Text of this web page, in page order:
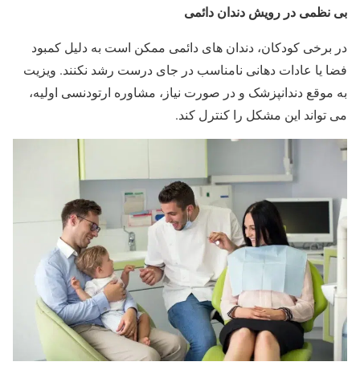
بی نظمی در رویش دندان دائمی
در برخی کودکان، دندان های دائمی ممکن است به دلیل کمبود
فضا یا عادات دهانی نامناسب در جای درست رشد نکنند. ویزیت
به موقع دندانپزشک و در صورت نیاز، مشاوره ارتودنسی اولیه،
می تواند این مشکل را کنترل کند.